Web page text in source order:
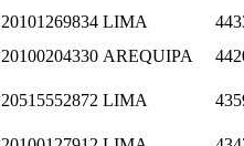
20101269834 LIMA
20100204330 AREQUIPA
20515552872 LIMA